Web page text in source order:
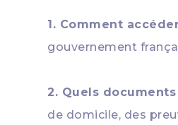
1. Comment
gouvernement
2. Quels
de domicile, des